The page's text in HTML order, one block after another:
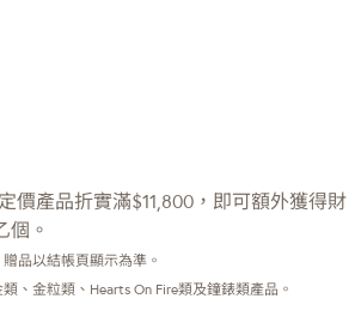
價產品折實滿$11,800，即可額外獲得財
個。
品以結帳頁顯示為準。
、金粒類、Hearts On Fire類及鐘錶類產品。